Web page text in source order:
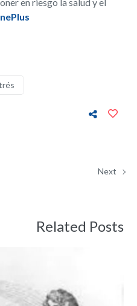
en riesgo la salud y el
Next
Related Posts